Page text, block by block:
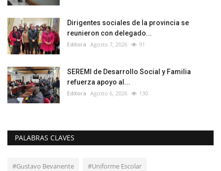
Dirigentes sociales de la provincia se
reunieron con delegado...
Editora Agosto 7, 2026 91
SEREMI de Desarrollo Social y Familia
refuerza apoyo al...
Editora Agosto 6, 2026 130
PALABRAS CLAVES
#Gustavo Bevanente #Uniforme Escolar